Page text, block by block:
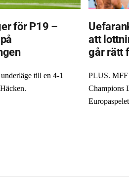
för P19 –
till en 4-1
att
går rätt
PLUS. MFF
Champions